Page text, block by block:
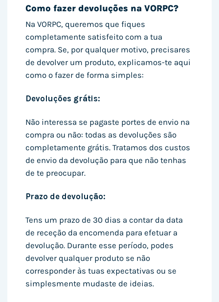
Como fazer devoluções na VORPC?
Na VORPC, queremos que fiques
completamente satisfeito com a tua
compra. Se, por qualquer motivo, precisares
de devolver um produto, explicamos-te aqui
como o fazer de forma simples:
Devoluções grátis:
Não interessa se pagaste portes de envio na
compra ou não: todas as devoluções são
completamente grátis. Tratamos dos custos
de envio da devolução para que não tenhas
de te preocupar.
Prazo de devolução:
Tens um prazo de 30 dias a contar da data
de receção da encomenda para efetuar a
devolução. Durante esse período, podes
devolver qualquer produto se não
corresponder às tuas expectativas ou se
simplesmente mudaste de ideias.